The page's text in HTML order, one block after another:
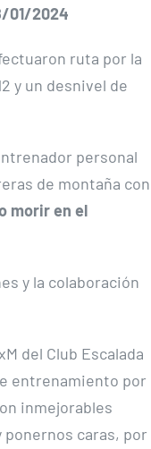
01/2024
ruta por la
y un desnivel de
personal
de montaña con
morir en el
y la colaboración
del Club Escalada
entrenamiento por
inmejorables
caras, por